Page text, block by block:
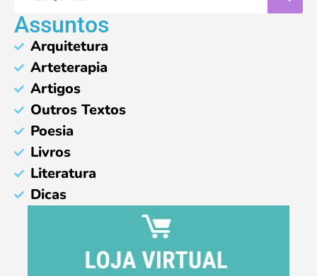
Assuntos
Arquitetura
Arteterapia
Artigos
Outros Textos
Poesia
Livros
Literatura
Dicas